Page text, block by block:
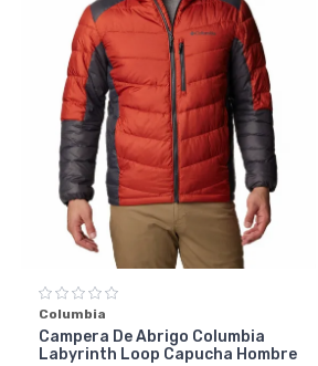
Columbia
Campera De Abrigo Columbia
Labyrinth Loop Capucha Hombre